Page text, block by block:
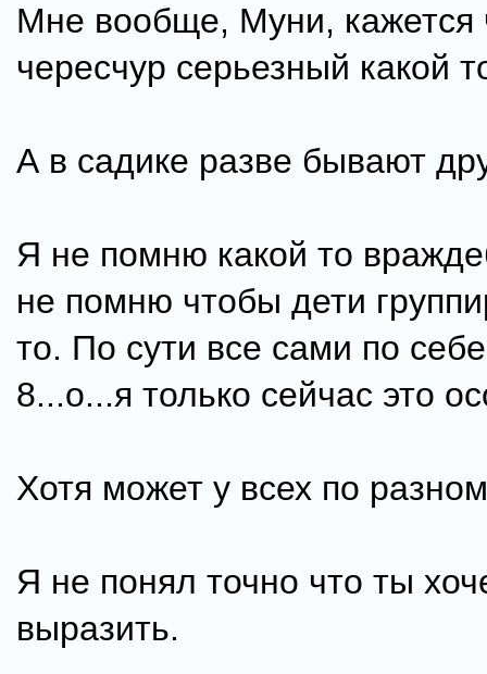
Мне вообще, Муни, кажется
чересчур серьезный какой
А в садике разве бывают
Я не помню какой то
не помню чтобы дети
то. По сути все сами по
8...о...я только сейчас это
Хотя может у всех по
Я не понял точно что ты
выразить.